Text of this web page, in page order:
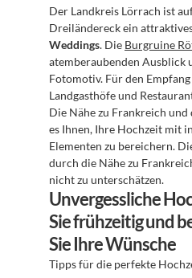
Der Landkreis Lörrach ist
Dreiländereck ein
Weddings. Die Burgruine
atemberaubenden Ausblick
Fotomotiv. Für den
Landgasthöfe und
Die Nähe zu Frankreich
es Ihnen, Ihre Hochzeit mit
Elementen zu bereichern.
durch die Nähe zu
nicht zu unterschätzen.
Unvergessliche
Sie frühzeitig und
Sie Ihre Wünsche
Tipps für die perfekte